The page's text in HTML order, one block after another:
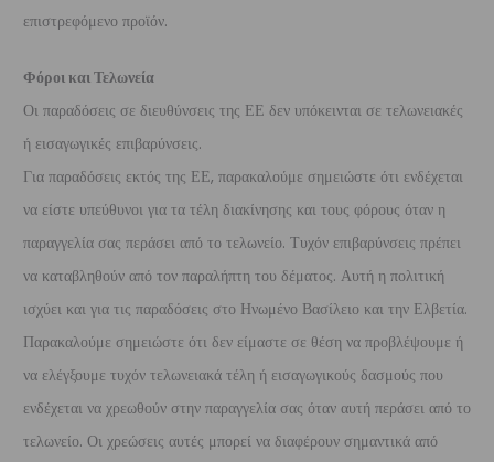
επιστρεφόμενο προϊόν.
Φόροι και Τελωνεία
Οι παραδόσεις σε διευθύνσεις της ΕΕ δεν υπόκεινται σε τελωνειακές
ή εισαγωγικές επιβαρύνσεις.
Για παραδόσεις εκτός της ΕΕ, παρακαλούμε σημειώστε ότι ενδέχεται
να είστε υπεύθυνοι για τα τέλη διακίνησης και τους φόρους όταν η
παραγγελία σας περάσει από το τελωνείο. Τυχόν επιβαρύνσεις πρέπει
να καταβληθούν από τον παραλήπτη του δέματος. Αυτή η πολιτική
ισχύει και για τις παραδόσεις στο Ηνωμένο Βασίλειο και την Ελβετία.
Παρακαλούμε σημειώστε ότι δεν είμαστε σε θέση να προβλέψουμε ή
να ελέγξουμε τυχόν τελωνειακά τέλη ή εισαγωγικούς δασμούς που
ενδέχεται να χρεωθούν στην παραγγελία σας όταν αυτή περάσει από το
τελωνείο. Οι χρεώσεις αυτές μπορεί να διαφέρουν σημαντικά από